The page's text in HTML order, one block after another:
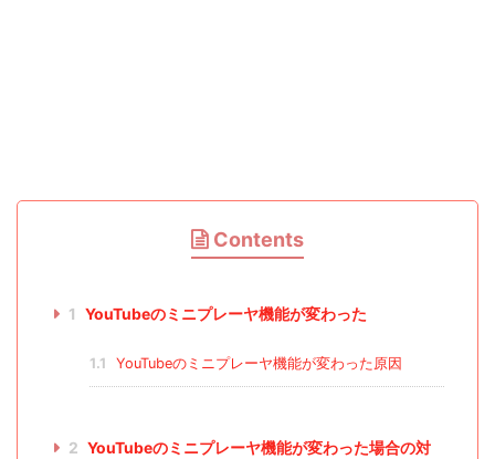
Contents
1 YouTubeのミニプレーヤ機能が変わった
1.1 YouTubeのミニプレーヤ機能が変わった原因
2 YouTubeのミニプレーヤ機能が変わった場合の対